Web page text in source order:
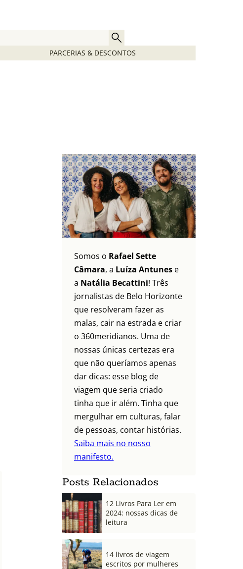
PARCERIAS & DESCONTOS
Somos o Rafael Sette
Câmara, a Luíza Antunes e
a Natália Becattini! Três
jornalistas de Belo Horizonte
que resolveram fazer as
malas, cair na estrada e criar
o 360meridianos. Uma de
nossas únicas certezas era
que não queríamos apenas
dar dicas: esse blog de
viagem que seria criado
tinha que ir além. Tinha que
mergulhar em culturas, falar
de pessoas, contar histórias.
Saiba mais no nosso
manifesto.
Posts Relacionados
12 Livros Para Ler em
2024: nossas dicas de
leitura
14 livros de viagem
escritos por mulheres